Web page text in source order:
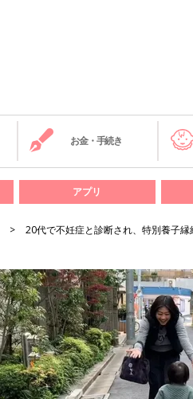
お金・手続き
アプリ
20代で不妊症と診断され、特別養子